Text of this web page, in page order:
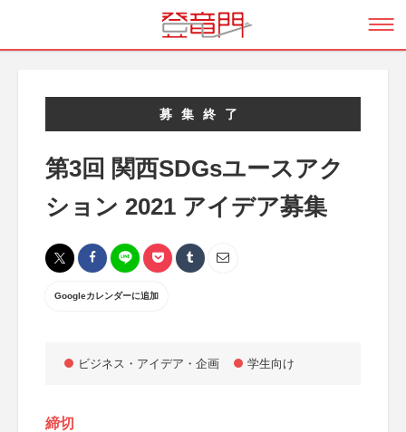
募集終了
第3回 関西SDGsユースアク
ション 2021 アイデア募集
Googleカレンダーに追加
ビジネス・アイデア・企画 学生向け
締切